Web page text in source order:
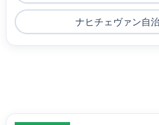
ナヒチェヴァン自